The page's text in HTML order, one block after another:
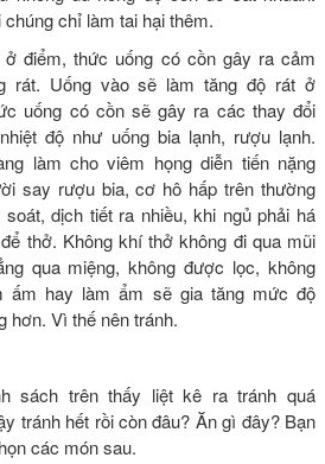
chỉ làm tai hại thêm.
ở điểm, thức uống có cồn gây ra cảm
rát. Uống vào sẽ làm tăng độ rát ở
uống có cồn sẽ gây ra các thay đổi
độ như uống bia lạnh, rượu lạnh.
làm cho viêm họng diễn tiến nặng
say rượu bia, cơ hô hấp trên thường
soát, dịch tiết ra nhiều, khi ngủ phải há
thở. Không khí thở không đi qua mũi
qua miệng, không được lọc, không
ấm hay làm ẩm sẽ gia tăng mức độ
hơn. Vì thế nên tránh.
sách trên thấy liệt kê ra tránh quá
tránh hết rồi còn đâu? Ăn gì đây? Bạn
các món sau.